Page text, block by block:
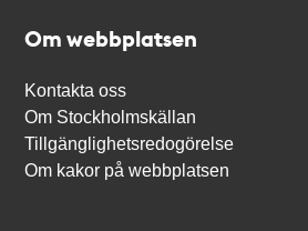
Om webbplatsen
Kontakta oss
Om Stockholmskällan
Tillgänglighetsredogörelse
Om kakor på webbplatsen